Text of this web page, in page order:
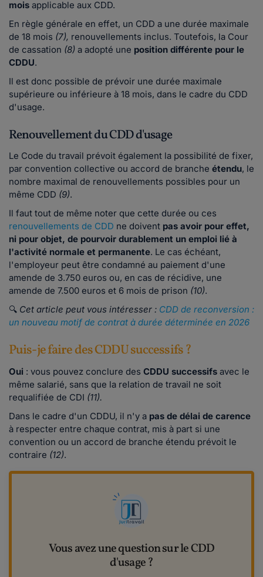
mois applicable aux CDD.
En règle générale en effet, un CDD a une durée maximale
de 18 mois (7), renouvellements inclus. Toutefois, la Cour
de cassation (8) a adopté une position différente pour le
CDDU.
Il est donc possible de prévoir une durée maximale
supérieure ou inférieure à 18 mois, dans le cadre du CDD
d'usage.
Renouvellement du CDD d'usage
Le Code du travail prévoit également la possibilité de fixer,
par convention collective ou accord de branche étendu, le
nombre maximal de renouvellements possibles pour un
même CDD (9).
Il faut tout de même noter que cette durée ou ces
renouvellements de CDD ne doivent pas avoir pour effet,
ni pour objet, de pourvoir durablement un emploi lié à
l'activité normale et permanente. Le cas échéant,
l'employeur peut être condamné au paiement d'une
amende de 3.750 euros ou, en cas de récidive, une
amende de 7.500 euros et 6 mois de prison (10).
🔍 Cet article peut vous intéresser : CDD de reconversion :
un nouveau motif de contrat à durée déterminée en 2026
Puis-je faire des CDDU successifs ?
Oui : vous pouvez conclure des CDDU successifs avec le
même salarié, sans que la relation de travail ne soit
requalifiée de CDI (11).
Dans le cadre d'un CDDU, il n'y a pas de délai de carence
à respecter entre chaque contrat, mis à part si une
convention ou un accord de branche étendu prévoit le
contraire (12).
Vous avez une question sur le CDD
d'usage ?